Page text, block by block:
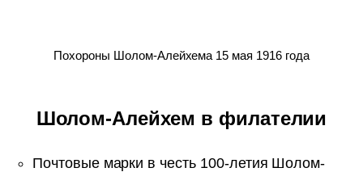
Похороны Шолом-Алейхема 15 мая 1916 года
Шолом-Алейхем в филателии
Почтовые марки в честь 100-летия Шолом-